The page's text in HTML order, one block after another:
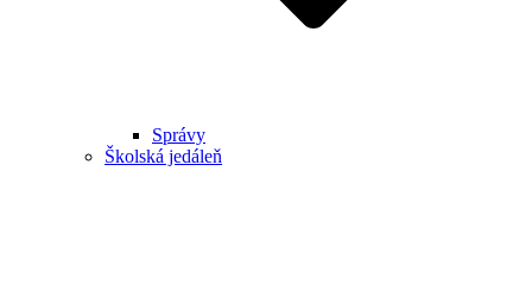
Správy
Školská jedáleň